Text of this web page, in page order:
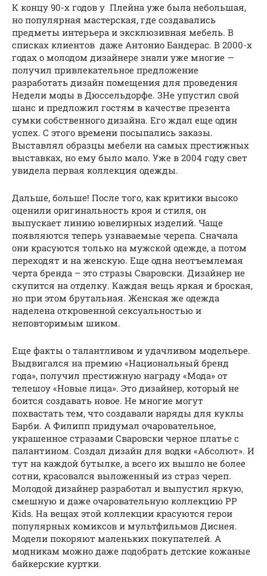
К концу 90-х годов у Плейна уже была небольшая,
но популярная мастерская, где создавались
предметы интерьера и эксклюзивная мебель. В
списках клиентов даже Антонио Бандерас. В 2000-х
годах о молодом дизайнере знали уже многие —
получил привлекательное предложение
разработать дизайн помещения для проведения
Недели моды в Дюссельдорфе. ЗНе упустил свой
шанс и предложил гостям в качестве презента
сумки собственного дизайна. Его ждал еще один
успех. С этого времени посыпались заказы.
Выставлял образцы мебели на самых престижных
выставках, но ему было мало. Уже в 2004 году свет
увидела первая коллекция одежды.
Дальше, больше! После того, как критики высоко
оценили оригинальность кроя и стиля, он
выпускает линию ювелирных изделий. Чаще
появляются теперь узнаваемые черепа. Сначала
они красуются только на мужской одежде, а потом
переходят и на женскую. Еще одна неотъемлемая
черта бренда – это стразы Сваровски. Дизайнер не
скупится на отделку. Каждая вещь яркая и броская,
но при этом брутальная. Женская же одежда
наделена откровенной сексуальностью и
неповторимым шиком.
Еще факты о талантливом и удачливом модельере.
Выдвигался на премию «Национальный бренд
года», получил престижную награду «Мода» от
телешоу «Новые лица». Это дизайнер, который не
боится создавать новое. Не многие могут
похвастать тем, что создавали наряды для куклы
Барби. А Филипп придумал очаровательное,
украшенное стразами Сваровски черное платье с
палантином. Создал дизайн для водки «Абсолют». И
тут на каждой бутылке, а всего их вышло не более
сотни, красовался выложенный из страз череп.
Молодой дизайнер разработал и выпустил яркую,
смешную и даже очаровательную коллекцию PP
Kids. На вещах этой коллекции красуются герои
популярных комиксов и мультфильмов Диснея.
Модели покоряют маленьких покупателей. А
модникам можно даже подобрать детские кожаные
байкерские куртки.